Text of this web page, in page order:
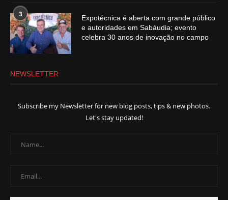
3
Expotécnica é aberta com grande público
e autoridades em Sabáudia; evento
celebra 30 anos de inovação no campo
NEWSLETTER
Subscribe my Newsletter for new blog posts, tips & new photos.
Let's stay updated!